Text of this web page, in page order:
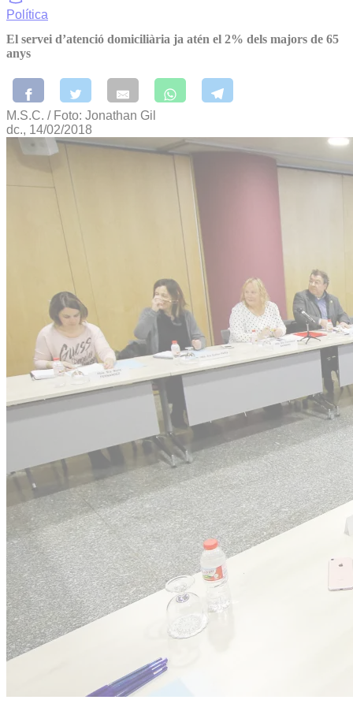
Política
El servei d’atenció domiciliària ja atén el 2% dels majors de 65
anys
M.S.C. / Foto: Jonathan Gil
dc., 14/02/2018